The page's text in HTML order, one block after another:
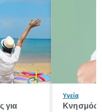
για
Υγεία
Κνησμός: